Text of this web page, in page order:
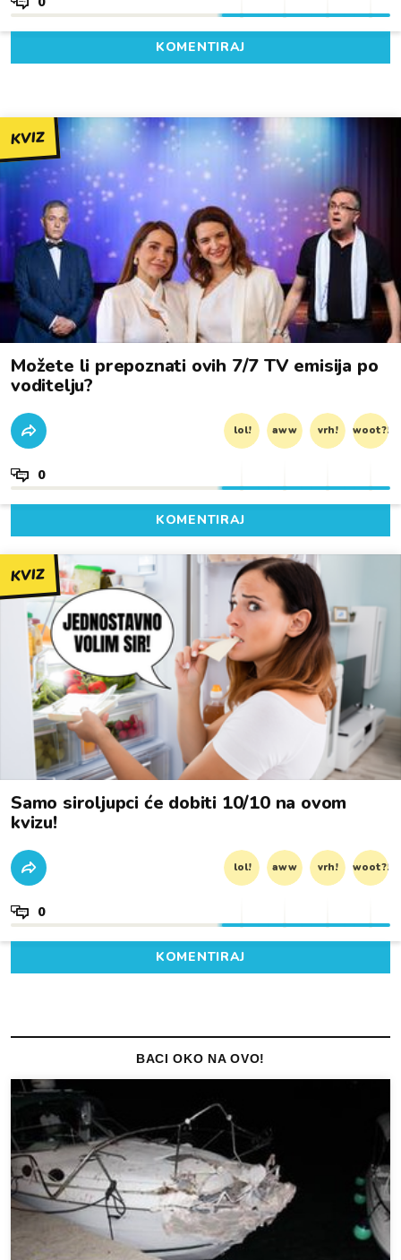
KOMENTIRAJ
KVIZ
Možete li prepoznati ovih 7/7 TV emisija po
voditelju?
lol! aww vrh! woot?!
0
KOMENTIRAJ
KVIZ
Samo siroljupci će dobiti 10/10 na ovom
kvizu!
lol! aww vrh! woot?!
0
KOMENTIRAJ